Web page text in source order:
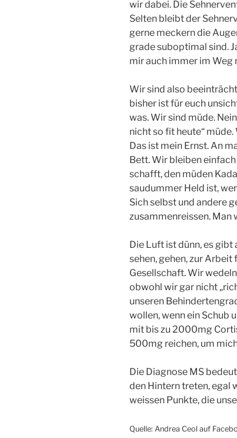
wir dabei. Die
Selten bleibt der
gerne meckern die
grade suboptimal sind.
mir auch immer im Weg
Wir sind also
bisher ist für euch
was. Wir sind müde.
nicht so fit heute“ müde.
Das ist mein Ernst. An
Bett. Wir bleiben
schafft, den müden
saudummer Held ist,
Sich selbst und andere
zusammenreissen. Man
Die Luft ist dünn, es
sehen, gehen, zur
Gesellschaft. Wir
obwohl wir gar nicht
unseren
wollen, wenn ein Schub
mit bis zu 2000mg
500mg reichen, um
Die Diagnose MS
den Hintern treten, egal
weissen Punkte, die
Quelle: Andrea Ceol auf